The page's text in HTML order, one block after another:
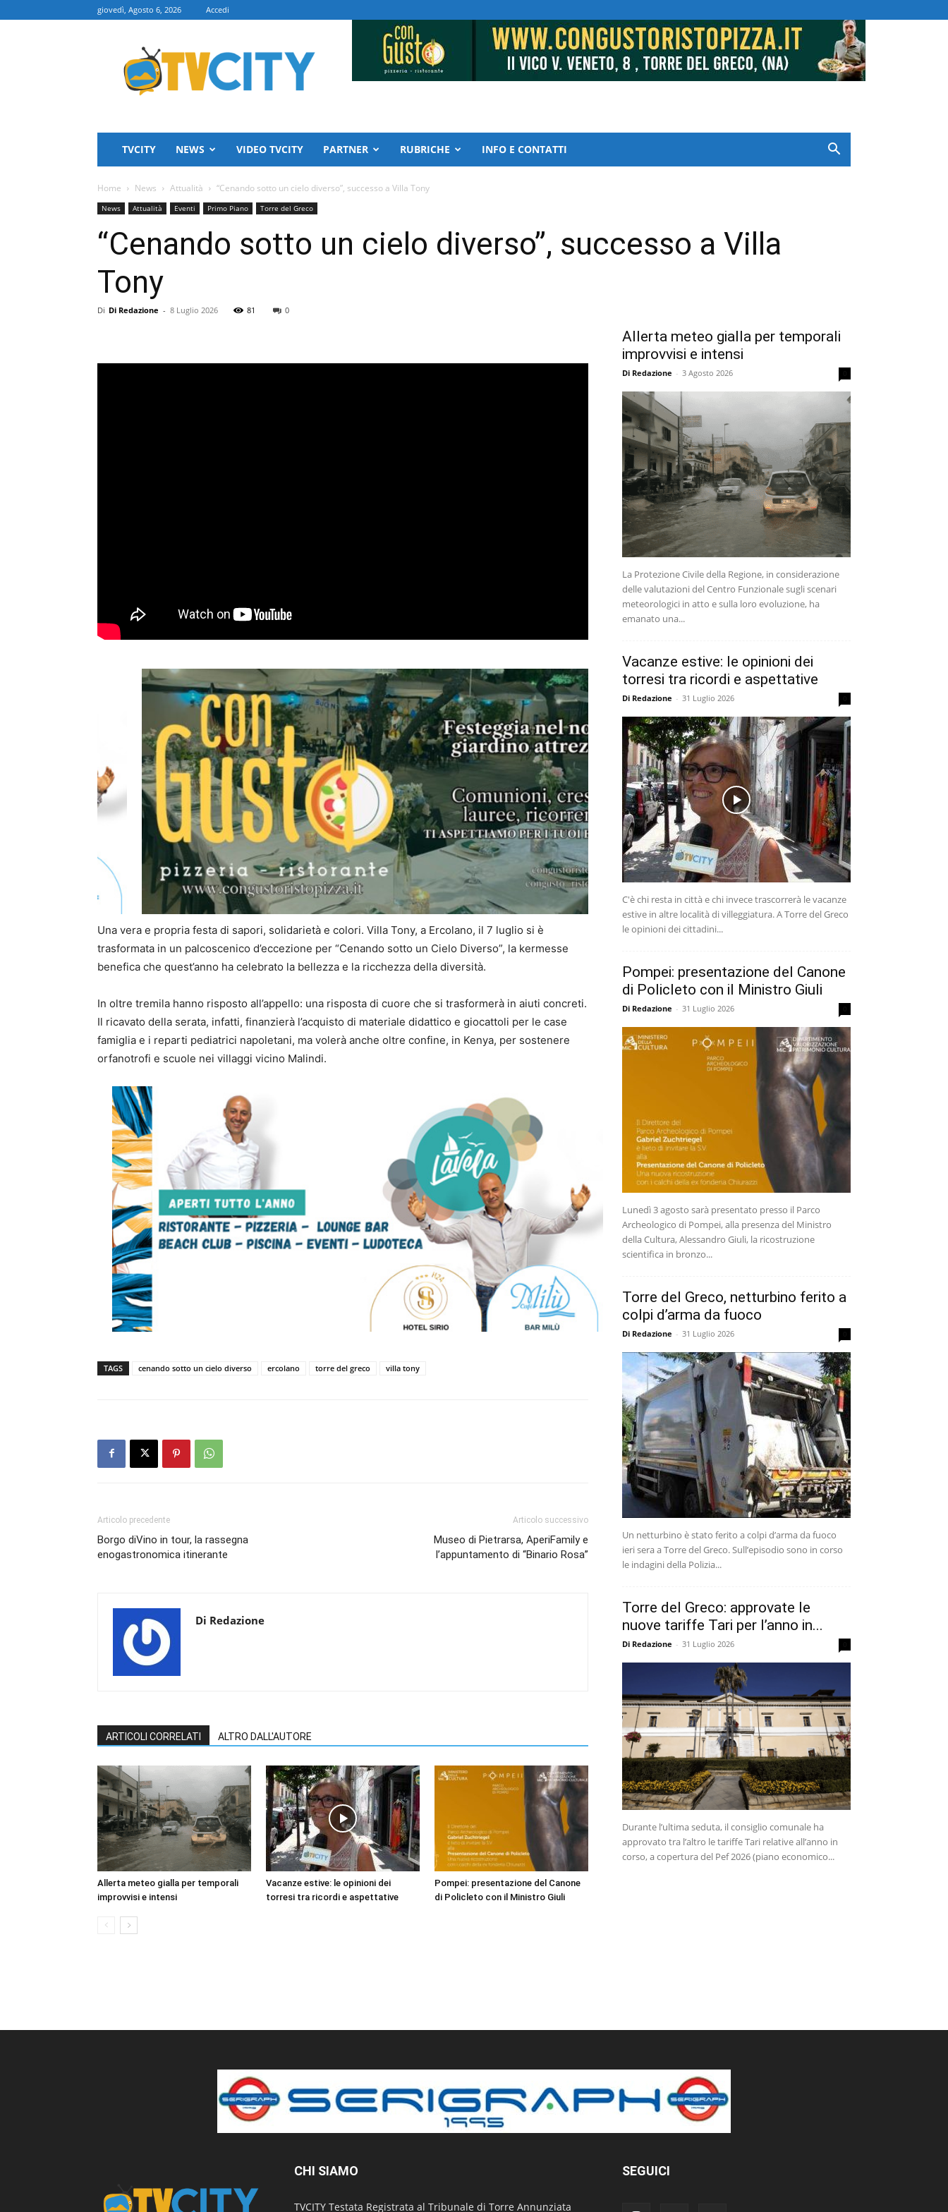
giovedì, Agosto 6, 2026 Accedi
TVCITY
TVCITY NEWS VIDEO TVCITY PARTNER RUBRICHE INFO E CONTATTI
Home News Attualità “Cenando sotto un cielo diverso”, successo a Villa Tony
News Attualità Eventi Primo Piano Torre del Greco
“Cenando sotto un cielo diverso”, successo a Villa
Tony
Di Di Redazione - 8 Luglio 2026 81 0
Una vera e propria festa di sapori, solidarietà e colori. Villa Tony, a Ercolano, il 7 luglio si è
trasformata in un palcoscenico d’eccezione per “Cenando sotto un Cielo Diverso”, la kermesse
benefica che quest’anno ha celebrato la bellezza e la ricchezza della diversità.
In oltre tremila hanno risposto all’appello: una risposta di cuore che si trasformerà in aiuti concreti.
Il ricavato della serata, infatti, finanzierà l’acquisto di materiale didattico e giocattoli per le case
famiglia e i reparti pediatrici napoletani, ma volerà anche oltre confine, in Kenya, per sostenere
orfanotrofi e scuole nei villaggi vicino Malindi.
TAGS cenando sotto un cielo diverso ercolano torre del greco villa tony
Articolo precedente
Borgo diVino in tour, la rassegna
enogastronomica itinerante
Articolo successivo
Museo di Pietrarsa, AperiFamily e
l’appuntamento di “Binario Rosa”
Di Redazione
ARTICOLI CORRELATI ALTRO DALL'AUTORE
Allerta meteo gialla per temporali
improvvisi e intensi
Vacanze estive: le opinioni dei
torresi tra ricordi e aspettative
Pompei: presentazione del Canone
di Policleto con il Ministro Giuli
Allerta meteo gialla per temporali
improvvisi e intensi
Di Redazione - 3 Agosto 2026
La Protezione Civile della Regione, in considerazione
delle valutazioni del Centro Funzionale sugli scenari
meteorologici in atto e sulla loro evoluzione, ha
emanato una...
Vacanze estive: le opinioni dei
torresi tra ricordi e aspettative
Di Redazione - 31 Luglio 2026
C'è chi resta in città e chi invece trascorrerà le vacanze
estive in altre località di villeggiatura. A Torre del Greco
le opinioni dei cittadini...
Pompei: presentazione del Canone
di Policleto con il Ministro Giuli
Di Redazione - 31 Luglio 2026
Lunedì 3 agosto sarà presentato presso il Parco
Archeologico di Pompei, alla presenza del Ministro
della Cultura, Alessandro Giuli, la ricostruzione
scientifica in bronzo...
Torre del Greco, netturbino ferito a
colpi d’arma da fuoco
Di Redazione - 31 Luglio 2026
Un netturbino è stato ferito a colpi d’arma da fuoco
ieri sera a Torre del Greco. Sull’episodio sono in corso
le indagini della Polizia...
Torre del Greco: approvate le
nuove tariffe Tari per l’anno in...
Di Redazione - 31 Luglio 2026
Durante l’ultima seduta, il consiglio comunale ha
approvato tra l’altro le tariffe Tari relative all’anno in
corso, a copertura del Pef 2026 (piano economico...
CHI SIAMO
TVCITY Testata Registrata al Tribunale di Torre Annunziata
SEGUICI